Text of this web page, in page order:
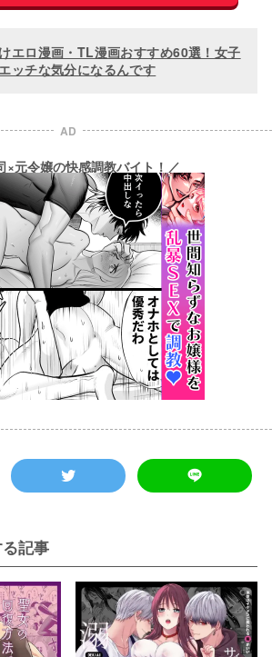
エロ漫画・TL漫画おすすめ60選！女子
ッチな気分になるんです
AD
×元令嬢の快感調教バイト！／
記事